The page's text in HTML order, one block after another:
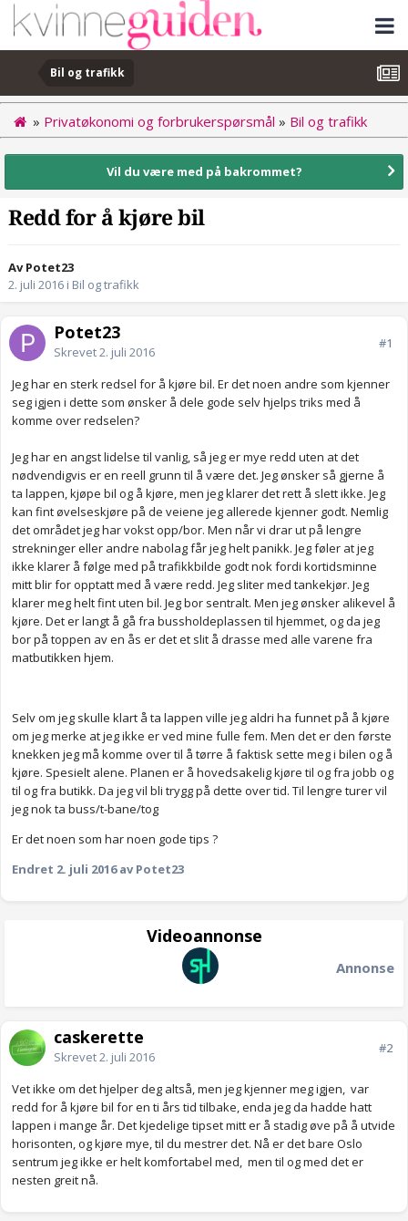
Bil og trafikk
» Privatøkonomi og forbrukerspørsmål » Bil og trafikk
Vil du være med på bakrommet?
Redd for å kjøre bil
Av Potet23
2. juli 2016 i Bil og trafikk
Potet23
Skrevet2. juli 2016
#1
Jeg har en sterk redsel for å kjøre bil. Er det noen andre som kjenner
seg igjen i dette som ønsker å dele gode selv hjelps triks med å
komme over redselen?
Jeg har en angst lidelse til vanlig, så jeg er mye redd uten at det
nødvendigvis er en reell grunn til å være det. Jeg ønsker så gjerne å
ta lappen, kjøpe bil og å kjøre, men jeg klarer det rett å slett ikke. Jeg
kan fint øvelseskjøre på de veiene jeg allerede kjenner godt. Nemlig
det området jeg har vokst opp/bor. Men når vi drar ut på lengre
strekninger eller andre nabolag får jeg helt panikk. Jeg føler at jeg
ikke klarer å følge med på trafikkbilde godt nok fordi kortidsminne
mitt blir for opptatt med å være redd. Jeg sliter med tankekjør. Jeg
klarer meg helt fint uten bil. Jeg bor sentralt. Men jeg ønsker alikevel å
kjøre. Det er langt å gå fra bussholdeplassen til hjemmet, og da jeg
bor på toppen av en ås er det et slit å drasse med alle varene fra
matbutikken hjem.
Selv om jeg skulle klart å ta lappen ville jeg aldri ha funnet på å kjøre
om jeg merke at jeg ikke er ved mine fulle fem. Men det er den første
knekken jeg må komme over til å tørre å faktisk sette meg i bilen og å
kjøre. Spesielt alene. Planen er å hovedsakelig kjøre til og fra jobb og
til og fra butikk. Da jeg vil bli trygg på dette over tid. Til lengre turer vil
jeg nok ta buss/t-bane/tog
Er det noen som har noen gode tips ?
Endret 2. juli 2016av Potet23
Videoannonse
Annonse
caskerette
Skrevet2. juli 2016
#2
Vet ikke om det hjelper deg altså, men jeg kjenner meg igjen, var
redd for å kjøre bil for en ti års tid tilbake, enda jeg da hadde hatt
lappen i mange år. Det kjedelige tipset mitt er å stadig øve på å utvide
horisonten, og kjøre mye, til du mestrer det. Nå er det bare Oslo
sentrum jeg ikke er helt komfortabel med, men til og med det er
nesten greit nå.